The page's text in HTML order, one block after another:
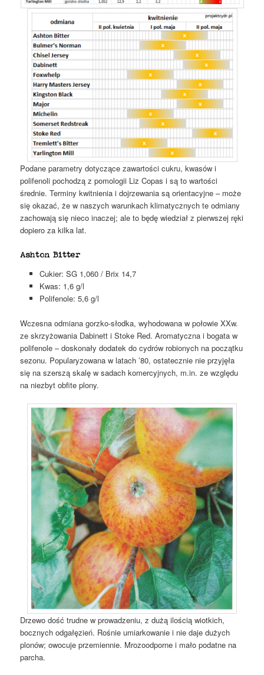
Podane parametry dotyczące zawartości cukru, kwasów i
polifenoli pochodzą z pomologii Liz Copas i są to wartości
średnie. Terminy kwitnienia i dojrzewania są orientacyjne – może
się okazać, że w naszych warunkach klimatycznych te odmiany
zachowają się nieco inaczej; ale to będę wiedział z pierwszej ręki
dopiero za kilka lat.
Ashton Bitter
Cukier: SG 1,060 / Brix 14,7
Kwas: 1,6 g/l
Polifenole: 5,6 g/l
Wczesna odmiana gorzko-słodka, wyhodowana w połowie XXw.
ze skrzyżowania Dabinett i Stoke Red. Aromatyczna i bogata w
polifenole – doskonały dodatek do cydrów robionych na początku
sezonu. Popularyzowana w latach ’80, ostatecznie nie przyjęła
się na szerszą skalę w sadach komercyjnych, m.in. ze względu
na niezbyt obfite plony.
Drzewo dość trudne w prowadzeniu, z dużą ilością wiotkich,
bocznych odgałęzień. Rośnie umiarkowanie i nie daje dużych
plonów; owocuje przemiennie. Mrozoodporne i mało podatne na
parcha.